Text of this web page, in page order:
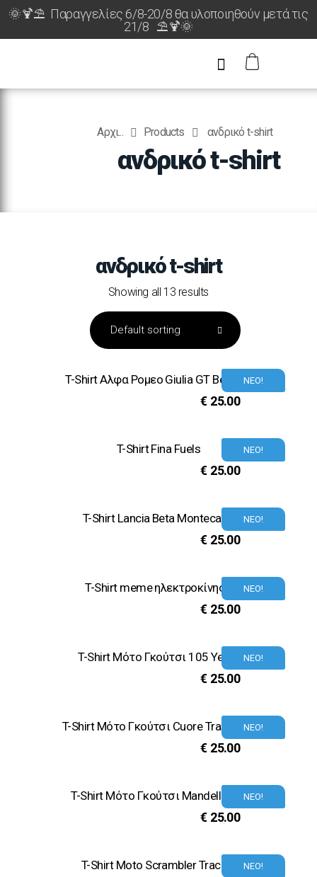
🌞🍹⛱️ Παραγγελίες 6/8-20/8 θα υλοποιηθούν μετά τις
21/8 ⛱️🍹🌞
Αρχι... Products ανδρικό t-shirt
ανδρικό t-shirt
ανδρικό t-shirt
Showing all 13 results
ΝΕΟ!
T-Shirt Αλφα Ρομεο Giulia GT Bertone
€ 25.00
ΝΕΟ!
T-Shirt Fina Fuels
€ 25.00
ΝΕΟ!
T-Shirt Lancia Beta Montecarlo
€ 25.00
ΝΕΟ!
T-Shirt meme ηλεκτροκίνηση
€ 25.00
ΝΕΟ!
T-Shirt Μότο Γκούτσι 105 Years
€ 25.00
ΝΕΟ!
T-Shirt Μότο Γκούτσι Cuore Trasverso
€ 25.00
ΝΕΟ!
T-Shirt Μότο Γκούτσι Mandellorian
€ 25.00
ΝΕΟ!
T-Shirt Moto Scrambler Tracker